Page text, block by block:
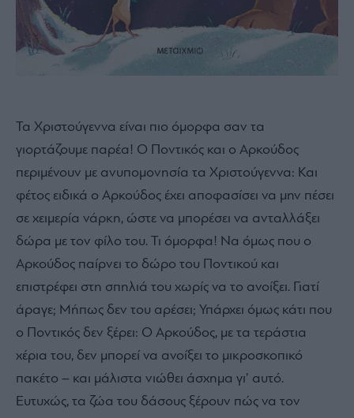
Τα Χριστούγεννα είναι πιο όμορφα σαν τα
γιορτάζουμε παρέα! Ο Ποντικός και ο Αρκούδος
περιμένουν με ανυπομονησία τα Χριστούγεννα: Και
φέτος ειδικά ο Αρκούδος έχει αποφασίσει να μην πέσει
σε χειμερία νάρκη, ώστε να μπορέσει να ανταλλάξει
δώρα με τον φίλο του. Τι όμορφα! Να όμως που ο
Αρκούδος παίρνει το δώρο του Ποντικού και
επιστρέφει στη σπηλιά του χωρίς να το ανοίξει. Γιατί
άραγε; Μήπως δεν του αρέσει; Υπάρχει όμως κάτι που
ο Ποντικός δεν ξέρει: Ο Αρκούδος, με τα τεράστια
χέρια του, δεν μπορεί να ανοίξει το μικροσκοπικό
πακέτο – και μάλιστα νιώθει άσχημα γι’ αυτό.
Ευτυχώς, τα ζώα του δάσους ξέρουν πώς να τον